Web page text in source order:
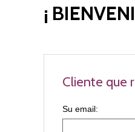
¡
Cliente que